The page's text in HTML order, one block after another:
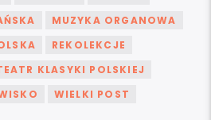
MUZYKA ORGANOWA
REKOLEKCJE
KLASYKI POLSKIEJ
WIELKI POST